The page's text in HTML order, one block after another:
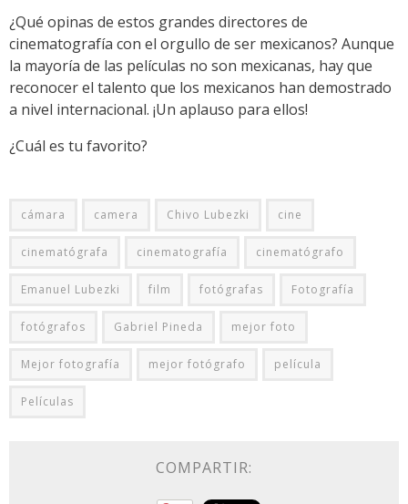
¿Qué opinas de estos grandes directores de
cinematografía con el orgullo de ser mexicanos? Aunque
la mayoría de las películas no son mexicanas, hay que
reconocer el talento que los mexicanos han demostrado
a nivel internacional. ¡Un aplauso para ellos!
¿Cuál es tu favorito?
cámara camera Chivo Lubezki cine
cinematógrafa cinematografía cinematógrafo
Emanuel Lubezki film fotógrafas Fotografía
fotógrafos Gabriel Pineda mejor foto
Mejor fotografía mejor fotógrafo película
Películas
COMPARTIR: